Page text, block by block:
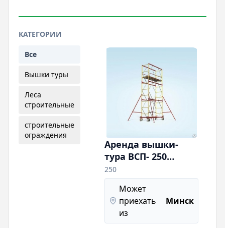
КАТЕГОРИИ
Все
Вышки туры
Леса
строительные
строительные
ограждения
Аренда вышки-
тура ВСП- 250
(1,2*2м; 0,7*1,6м;
2*2м)
250
Может
приехать
из
Минск